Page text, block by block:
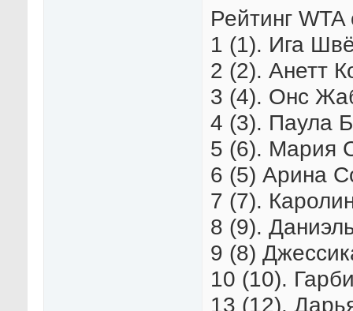
Рейтинг
1 (1). Ига
2 (2). Анетт
3 (4). Онс
4 (3). Паула
5 (6). Мария
6 (5) Арина
7 (7).
8 (9).
9 (8)
10 (10).
13 (12).